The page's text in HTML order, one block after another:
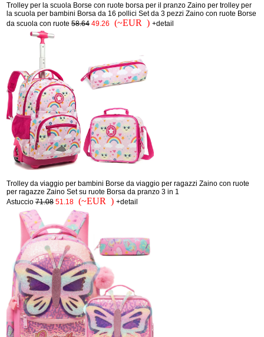
Trolley per la scuola Borse con ruote borsa per il pranzo Zaino per trolley per
la scuola per bambini Borsa da 16 pollici Set da 3 pezzi Zaino con ruote Borse
da scuola con ruote 58.64 49.26 (~EUR ) +detail
Trolley da viaggio per bambini Borse da viaggio per ragazzi Zaino con ruote
per ragazze Zaino Set su ruote Borsa da pranzo 3 in 1
Astuccio 71.08 51.18 (~EUR ) +detail